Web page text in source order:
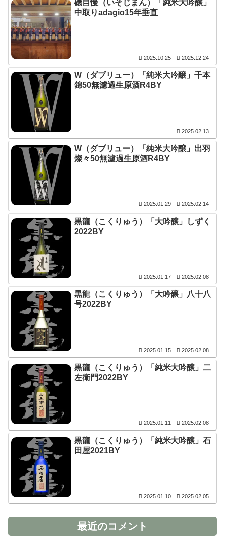
磯自慢（いそじまん）「純米大吟醸」
中取りadagio15年垂直
2025.10.25 2025.12.24
W（ダブリュー）「純米大吟醸」千本
錦50無濾過生原酒R4BY
2025.02.13
W（ダブリュー）「純米大吟醸」出羽
燦々50無濾過生原酒R4BY
2025.01.29 2025.02.14
黒龍（こくりゅう）「大吟醸」しずく
2022BY
2025.01.17 2025.02.08
黒龍（こくりゅう）「大吟醸」八十八
号2022BY
2025.01.15 2025.02.08
黒龍（こくりゅう）「純米大吟醸」二
左衛門2022BY
2025.01.11 2025.02.08
黒龍（こくりゅう）「純米大吟醸」石
田屋2021BY
2025.01.10 2025.02.05
最近のコメント